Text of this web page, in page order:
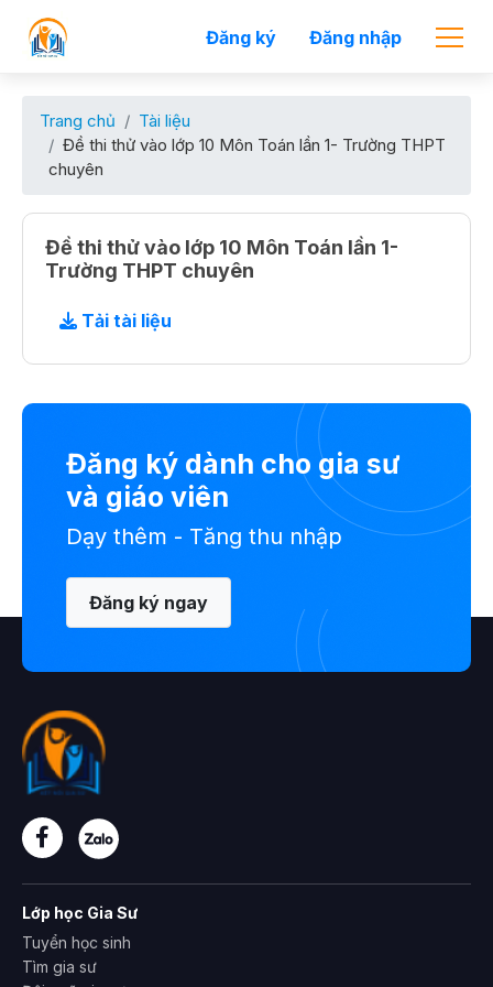
Đăng ký Đăng nhập
Trang chủ
Tài liệu
Đề thi thử vào lớp 10 Môn Toán lần 1- Trường THPT
chuyên
Đề thi thử vào lớp 10 Môn Toán lần 1-
Trường THPT chuyên
Tải tài liệu
Đăng ký dành cho gia sư
và giáo viên
Dạy thêm - Tăng thu nhập
Đăng ký ngay
Lớp học Gia Sư
Tuyển học sinh
Tìm gia sư